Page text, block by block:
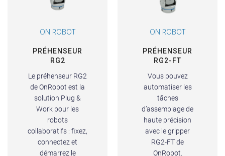
ON ROBOT
PRÉHENSEUR
RG2
Le préhenseur RG2
de OnRobot est la
solution Plug &
Work pour les
robots
collaboratifs : fixez,
connectez et
démarrez le
ON ROBOT
PRÉHENSEUR
RG2-FT
Vous pouvez
automatiser les
tâches
d’assemblage de
haute précision
avec le gripper
RG2-FT de
OnRobot.